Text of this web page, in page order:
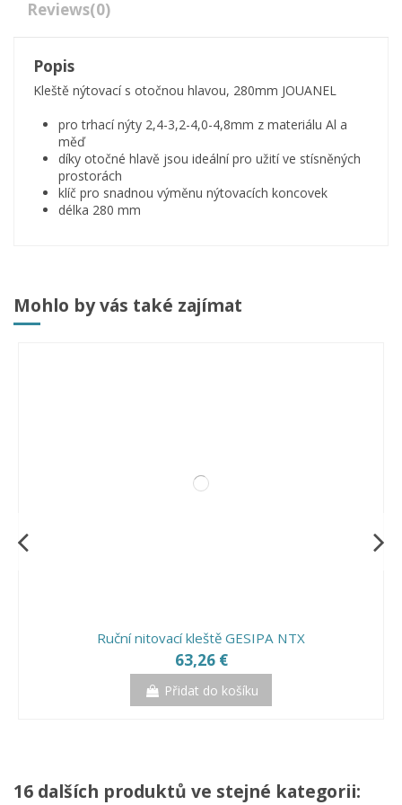
Reviews(0)
Popis
Kleště nýtovací s otočnou hlavou, 280mm JOUANEL
pro trhací nýty 2,4-3,2-4,0-4,8mm z materiálu Al a
měď
díky otočné hlavě jsou ideální pro užití ve stísněných
prostorách
klíč pro snadnou výměnu nýtovacích koncovek
délka 280 mm
Mohlo by vás také zajímat
Ruční nitovací kleště GESIPA NTX
63,26 €
Přidat do košíku
16 dalších produktů ve stejné kategorii: